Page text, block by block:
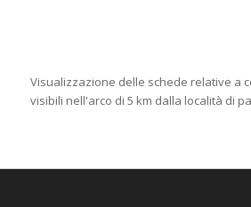
Visualizzazione delle schede relative a
visibili nell'arco di 5 km dalla località di